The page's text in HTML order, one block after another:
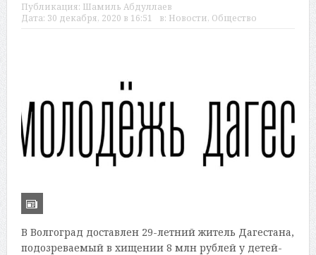
Публикация: Шамиль Абдуллаев
Дата: 30 декабря, 2020 в 16:51 в: Новости, Общество
В Волгоград доставлен 29-летний житель Дагестана,
подозреваемый в хищении 8 млн рублей у детей-